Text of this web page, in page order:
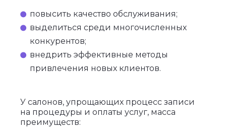
повысить качество обслуживания;
выделиться среди многочисленных
конкурентов;
внедрить эффективные методы
привлечения новых клиентов.
У салонов, упрощающих процесс записи
на процедуры и оплаты услуг, масса
преимуществ: